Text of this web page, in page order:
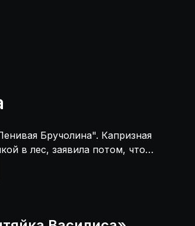
Бручолина". Капризная
в лес, заявила потом, что
её нести. Бабушка не
На плач отозвались лесные